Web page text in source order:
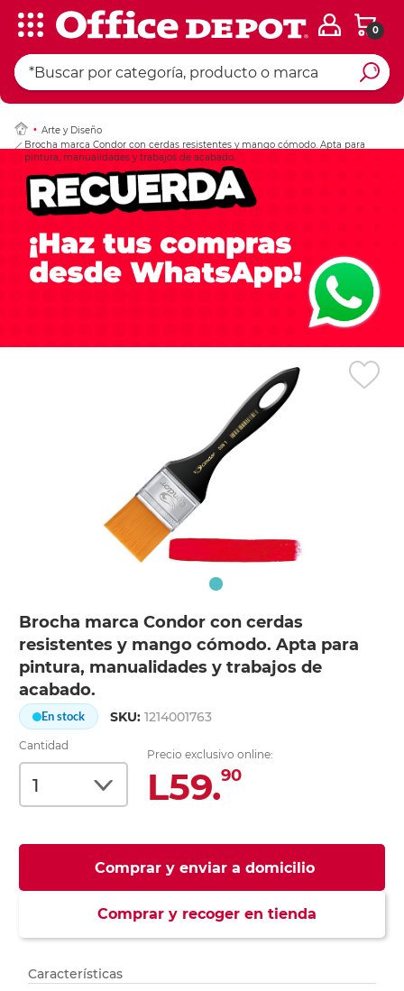
0
Arte y Diseño
Brocha marca Condor con cerdas resistentes y mango cómodo. Apta para
pintura, manualidades y trabajos de acabado.
Brocha marca Condor con cerdas
resistentes y mango cómodo. Apta para
pintura, manualidades y trabajos de
acabado.
En stock SKU:1214001763
Cantidad
Precio exclusivo online:
L59.90
Comprar y enviar a domicilio
Comprar y recoger en tienda
Ingresar Codigo
Características